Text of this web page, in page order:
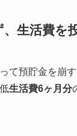
生活費を
て預貯金を崩
生活費6ヶ月分